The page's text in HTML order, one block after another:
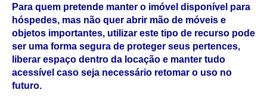
Para quem pretende manter o imóvel disponível para
hóspedes, mas não quer abrir mão de móveis e
objetos importantes, utilizar este tipo de recurso pode
ser uma forma segura de proteger seus pertences,
liberar espaço dentro da locação e manter tudo
acessível caso seja necessário retomar o uso no
futuro.